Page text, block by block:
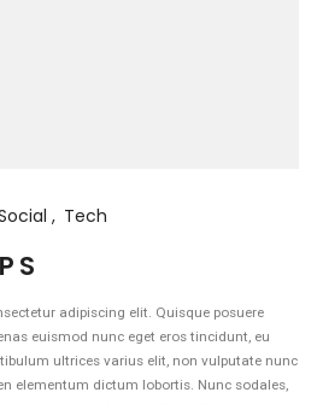
Tech
adipiscing elit. Quisque posuere
euismod nunc eget eros tincidunt, eu
ultrices varius elit, non vulputate nunc
elementum dictum lobortis. Nunc sodales,